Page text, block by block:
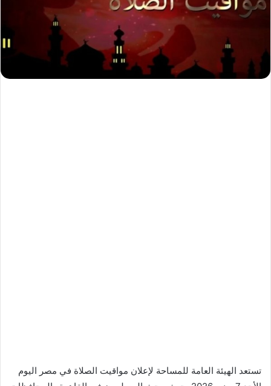
تستعد الهيئة العامة للمساحة لإعلان مواقيت الصلاة في مصر اليوم